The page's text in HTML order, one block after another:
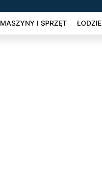
MASZYNY I SPRZĘT ŁODZIE